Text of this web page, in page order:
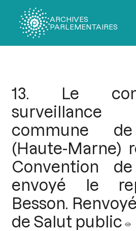
ARCHIVES
PARLEMENTAIRES
13. Le
commune
(Haute-Marne)
Convention
envoyé le
Besson.
de Salut public